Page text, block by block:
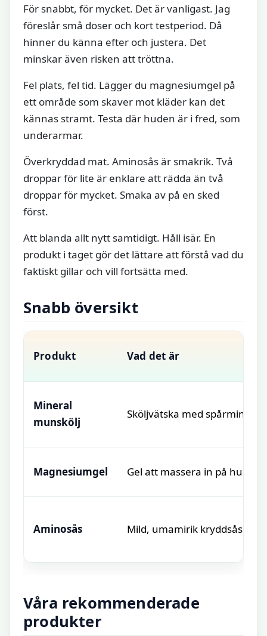
För snabbt, för mycket. Det är vanligast. Jag
föreslår små doser och kort testperiod. Då
hinner du känna efter och justera. Det
minskar även risken att tröttna.
Fel plats, fel tid. Lägger du magnesiumgel på
ett område som skaver mot kläder kan det
kännas stramt. Testa där huden är i fred, som
underarmar.
Överkryddad mat. Aminosås är smakrik. Två
droppar för lite är enklare att rädda än två
droppar för mycket. Smaka av på en sked
först.
Att blanda allt nytt samtidigt. Håll isär. En
produkt i taget gör det lättare att förstå vad du
faktiskt gillar och vill fortsätta med.
Snabb översikt
Produkt Vad det är
Mineral
munskölj
Sköljvätska med
Magnesiumgel Gel att massera in på hud
Aminosås Mild, umamirik kryddsås
Våra rekommenderade
produkter